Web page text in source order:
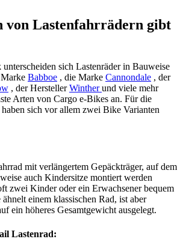
von Lastenfahrrädern gibt
unterscheiden sich Lastenräder in Bauweise
Babboe , die Marke Cannondale , der
, der HerstellerWintherund viele mehr
Arten von Cargo e-Bikes an. Für die
sich vor allem zwei Bike Varianten
mit verlängertem Gepäckträger, auf dem
auch Kindersitze montiert werden
zwei Kinder oder ein Erwachsener bequem
einem klassischen Rad, ist aber
ein höheres Gesamtgewicht ausgelegt.
Lastenrad: